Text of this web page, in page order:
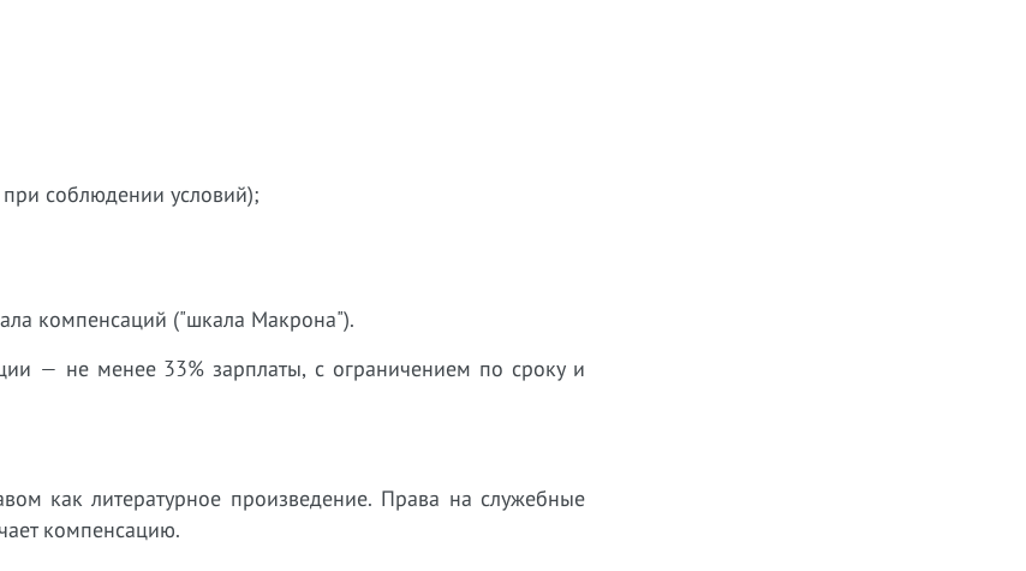
соблюдении условий);
компенсаций ("шкала Макрона").
— не менее 33% зарплаты, с ограничением по сроку и
как литературное произведение. Права на служебные
компенсацию.